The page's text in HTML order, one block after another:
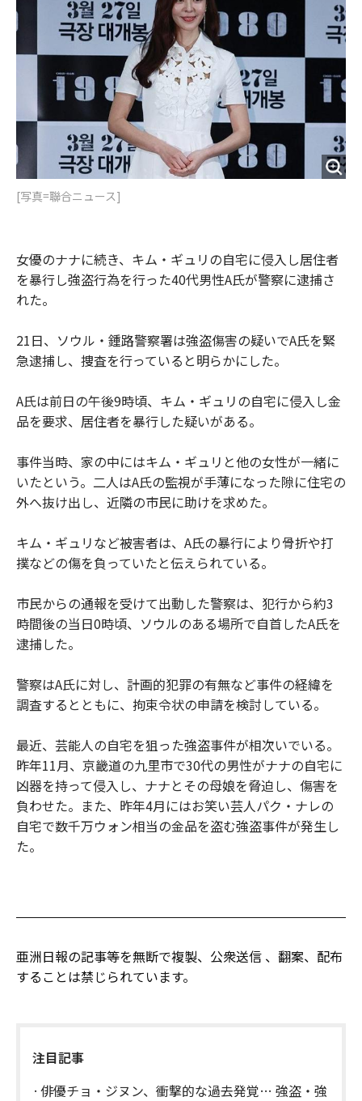
[写真=聯合ニュース]
女優のナナに続き、キム・ギュリの自宅に侵入し居住者
を暴行し強盗行為を行った40代男性A氏が警察に逮捕さ
れた。
21日、ソウル・鍾路警察署は強盗傷害の疑いでA氏を緊
急逮捕し、捜査を行っていると明らかにした。
A氏は前日の午後9時頃、キム・ギュリの自宅に侵入し金
品を要求、居住者を暴行した疑いがある。
事件当時、家の中にはキム・ギュリと他の女性が一緒に
いたという。二人はA氏の監視が手薄になった隙に住宅の
外へ抜け出し、近隣の市民に助けを求めた。
キム・ギュリなど被害者は、A氏の暴行により骨折や打
撲などの傷を負っていたと伝えられている。
市民からの通報を受けて出動した警察は、犯行から約3
時間後の当日0時頃、ソウルのある場所で自首したA氏を
逮捕した。
警察はA氏に対し、計画的犯罪の有無など事件の経緯を
調査するとともに、拘束令状の申請を検討している。
最近、芸能人の自宅を狙った強盗事件が相次いでいる。
昨年11月、京畿道の九里市で30代の男性がナナの自宅に
凶器を持って侵入し、ナナとその母娘を脅迫し、傷害を
負わせた。また、昨年4月にはお笑い芸人パク・ナレの
自宅で数千万ウォン相当の金品を盗む強盗事件が発生し
た。
亜洲日報の記事等を無断で複製、公衆送信 、翻案、配布
することは禁じられています。
注目記事
俳優チョ・ジヌン、衝撃的な過去発覚… 強盗・強